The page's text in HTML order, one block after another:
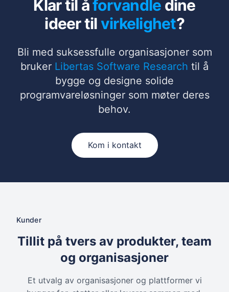
Klar til åforvandle dine
ideer tilvirkelighet?
Bli med suksessfulle organisasjoner som
bruker Libertas Software Research til å
bygge og designe solide
programvareløsninger som møter deres
behov.
Kom i kontakt
Kunder
Tillit på tvers av produkter, team
og organisasjoner
Et utvalg av organisasjoner og plattformer vi